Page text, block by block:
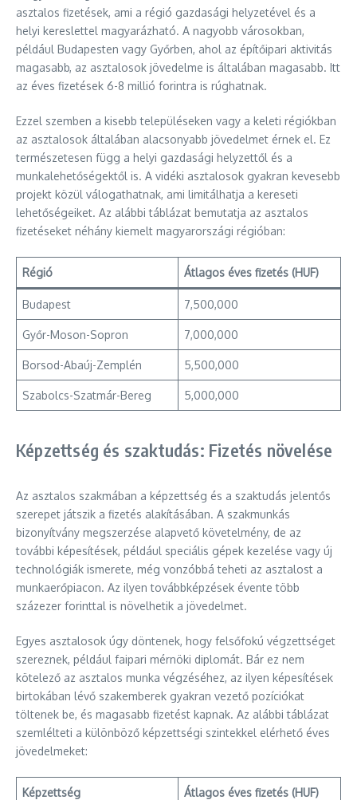
asztalos fizetések, ami a régió gazdasági helyzetével és a
helyi kereslettel magyarázható. A nagyobb városokban,
például Budapesten vagy Győrben, ahol az építőipari aktivitás
magasabb, az asztalosok jövedelme is általában magasabb. Itt
az éves fizetések 6-8 millió forintra is rúghatnak.
Ezzel szemben a kisebb településeken vagy a keleti régiókban
az asztalosok általában alacsonyabb jövedelmet érnek el. Ez
természetesen függ a helyi gazdasági helyzettől és a
munkalehetőségektől is. A vidéki asztalosok gyakran kevesebb
projekt közül válogathatnak, ami limitálhatja a kereseti
lehetőségeiket. Az alábbi táblázat bemutatja az asztalos
fizetéseket néhány kiemelt magyarországi régióban:
Régió Átlagos éves fizetés (HUF)
Budapest 7,500,000
Győr-Moson-Sopron 7,000,000
Borsod-Abaúj-Zemplén 5,500,000
Szabolcs-Szatmár-Bereg 5,000,000
Képzettség és szaktudás: Fizetés növelése
Az asztalos szakmában a képzettség és a szaktudás jelentős
szerepet játszik a fizetés alakításában. A szakmunkás
bizonyítvány megszerzése alapvető követelmény, de az
további képesítések, például speciális gépek kezelése vagy új
technológiák ismerete, még vonzóbbá teheti az asztalost a
munkaerőpiacon. Az ilyen továbbképzések évente több
százezer forinttal is növelhetik a jövedelmet.
Egyes asztalosok úgy döntenek, hogy felsőfokú végzettséget
szereznek, például faipari mérnöki diplomát. Bár ez nem
kötelező az asztalos munka végzéséhez, az ilyen képesítések
birtokában lévő szakemberek gyakran vezető pozíciókat
töltenek be, és magasabb fizetést kapnak. Az alábbi táblázat
szemlélteti a különböző képzettségi szintekkel elérhető éves
jövedelmeket:
Képzettség Átlagos éves fizetés (HUF)